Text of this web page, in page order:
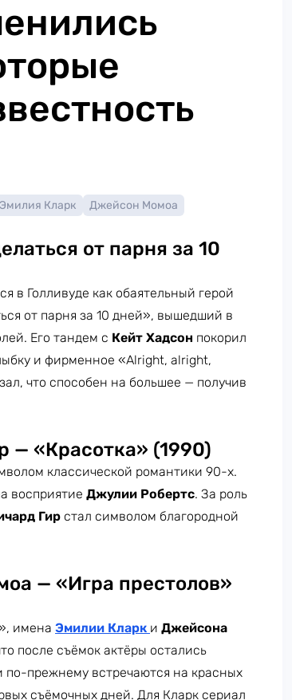
Эмилия Кларк
Джейсон Момоа
от парня за 10
в Голливуде как обаятельный герой
от парня за 10 дней», вышедший в
Его тандем с Кейт Хадсон покорил
и фирменное «Alright, alright,
что способен на большее — получив
— «Красотка» (1990)
классической романтики 90-х.
восприятие Джулии Робертс. За роль
Гир стал символом благородной
— «Игра престолов»
имена Эмилии Кларк и Джейсона
после съёмок актёры остались
по-прежнему встречаются на красных
съёмочных дней. Для Кларк сериал